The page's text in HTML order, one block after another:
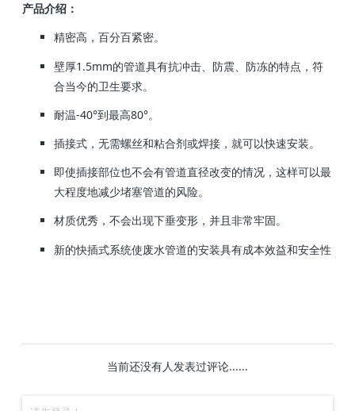
产品介绍：
精密高，百分百紧密。
壁厚1.5mm的管道具有抗冲击、防震、防冻的特点，符
合当今的卫生要求。
耐温-40°到最高80°。
插接式，无需螺丝和粘合剂或焊接，就可以快速安装。
即使插接部位也不会有管道直径改变的情况，这样可以最
大程度地减少堵塞管道的风险。
材质优秀，不会出现下垂变形，并且非常牢固。
新的快插式系统使废水管道的安装具有成本效益和安全性
当前还没有人发表过评论......